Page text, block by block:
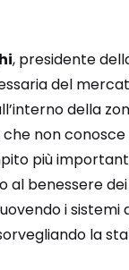
, presidente
del
della
non
più
al benessere
i sistemi
la